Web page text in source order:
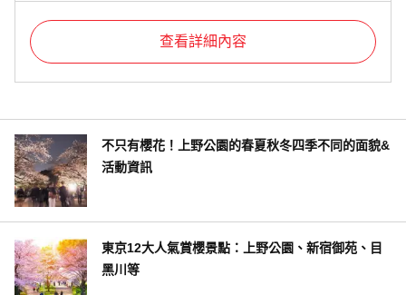
查看詳細內容
不只有櫻花！上野公園的春夏秋冬四季不同的面貌&
活動資訊
東京12大人氣賞櫻景點：上野公園、新宿御苑、目
黑川等